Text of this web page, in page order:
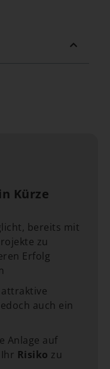
Kürze
bereits mit
zu
Erfolg
auch ein
Anlage auf
Risiko zu